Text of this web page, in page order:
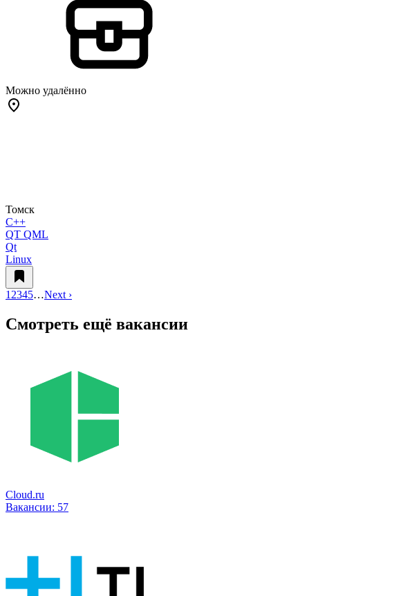
Можно удалённо
Томск
C++
QT QML
Qt
Linux
1 2345…Next ›
Смотреть ещё вакансии
Cloud.ru
Вакансии: 57